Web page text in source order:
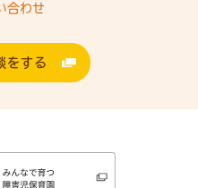
合わせ
をする